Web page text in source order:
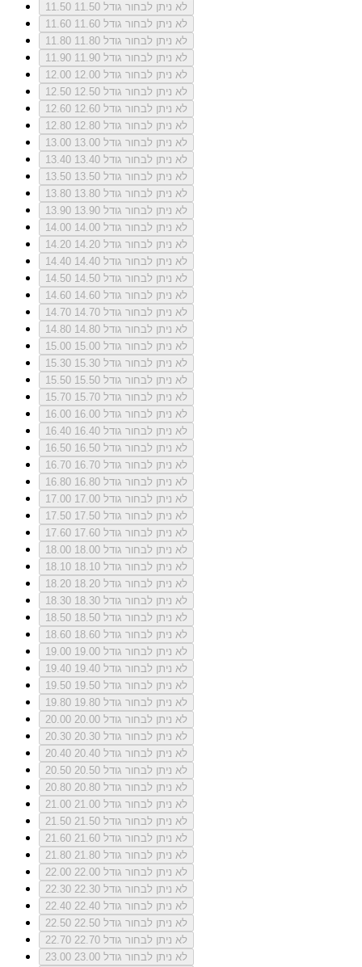
11.50
לא ניתן לבחור גודל 11.50
11.60
לא ניתן לבחור גודל 11.60
11.80
לא ניתן לבחור גודל 11.80
11.90
לא ניתן לבחור גודל 11.90
12.00
לא ניתן לבחור גודל 12.00
12.50
לא ניתן לבחור גודל 12.50
12.60
לא ניתן לבחור גודל 12.60
12.80
לא ניתן לבחור גודל 12.80
13.00
לא ניתן לבחור גודל 13.00
13.40
לא ניתן לבחור גודל 13.40
13.50
לא ניתן לבחור גודל 13.50
13.80
לא ניתן לבחור גודל 13.80
13.90
לא ניתן לבחור גודל 13.90
14.00
לא ניתן לבחור גודל 14.00
14.20
לא ניתן לבחור גודל 14.20
14.40
לא ניתן לבחור גודל 14.40
14.50
לא ניתן לבחור גודל 14.50
14.60
לא ניתן לבחור גודל 14.60
14.70
לא ניתן לבחור גודל 14.70
14.80
לא ניתן לבחור גודל 14.80
15.00
לא ניתן לבחור גודל 15.00
15.30
לא ניתן לבחור גודל 15.30
15.50
לא ניתן לבחור גודל 15.50
15.70
לא ניתן לבחור גודל 15.70
16.00
לא ניתן לבחור גודל 16.00
16.40
לא ניתן לבחור גודל 16.40
16.50
לא ניתן לבחור גודל 16.50
16.70
לא ניתן לבחור גודל 16.70
16.80
לא ניתן לבחור גודל 16.80
17.00
לא ניתן לבחור גודל 17.00
17.50
לא ניתן לבחור גודל 17.50
17.60
לא ניתן לבחור גודל 17.60
18.00
לא ניתן לבחור גודל 18.00
18.10
לא ניתן לבחור גודל 18.10
18.20
לא ניתן לבחור גודל 18.20
18.30
לא ניתן לבחור גודל 18.30
18.50
לא ניתן לבחור גודל 18.50
18.60
לא ניתן לבחור גודל 18.60
19.00
לא ניתן לבחור גודל 19.00
19.40
לא ניתן לבחור גודל 19.40
19.50
לא ניתן לבחור גודל 19.50
19.80
לא ניתן לבחור גודל 19.80
20.00
לא ניתן לבחור גודל 20.00
20.30
לא ניתן לבחור גודל 20.30
20.40
לא ניתן לבחור גודל 20.40
20.50
לא ניתן לבחור גודל 20.50
20.80
לא ניתן לבחור גודל 20.80
21.00
לא ניתן לבחור גודל 21.00
21.50
לא ניתן לבחור גודל 21.50
21.60
לא ניתן לבחור גודל 21.60
21.80
לא ניתן לבחור גודל 21.80
22.00
לא ניתן לבחור גודל 22.00
22.30
לא ניתן לבחור גודל 22.30
22.40
לא ניתן לבחור גודל 22.40
22.50
לא ניתן לבחור גודל 22.50
22.70
לא ניתן לבחור גודל 22.70
23.00
לא ניתן לבחור גודל 23.00